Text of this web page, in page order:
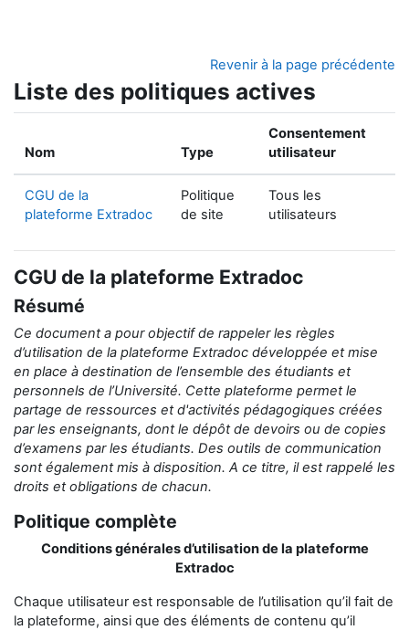
Revenir à la page précédente
Liste des politiques actives
Nom Type
Consentement
utilisateur
CGU de la
plateforme Extradoc
Politique
de site
Tous les
utilisateurs
CGU de la plateforme Extradoc
Résumé
Ce document a pour objectif de rappeler les règles
d’utilisation de la plateforme Extradoc développée et mise
en place à destination de l’ensemble des étudiants et
personnels de l’Université. Cette plateforme permet le
partage de ressources et d'activités pédagogiques créées
par les enseignants, dont le dépôt de devoirs ou de copies
d’examens par les étudiants. Des outils de communication
sont également mis à disposition. A ce titre, il est rappelé les
droits et obligations de chacun.
Politique complète
Conditions générales d’utilisation de la plateforme
Extradoc
Chaque utilisateur est responsable de l’utilisation qu’il fait de
la plateforme, ainsi que des éléments de contenu qu’il